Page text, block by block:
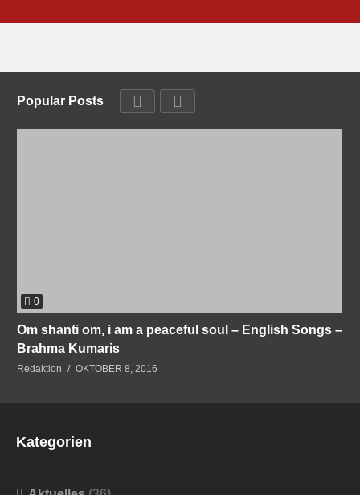
Popular Posts
0
Om shanti om, i am a peaceful soul – English Songs –
Brahma Kumaris
Redaktion OKTOBER 8, 2016
Kategorien